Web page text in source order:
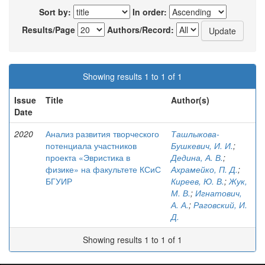
Sort by:
In order:
Results/Page
Authors/Record:
Showing results 1 to 1 of 1
Issue
Date
Title Author(s)
2020
Анализ развития творческого
потенциала участников
проекта «Эвристика в
физике» на факультете КСиС
БГУИР
Ташлыкова-
Бушкевич, И. И.;
Дедина, А. В.;
Ахрамейко, П. Д.;
Киреев, Ю. В.;Жук,
М. В.; Игнатович,
А. А.; Раговский, И.
Д.
Showing results 1 to 1 of 1